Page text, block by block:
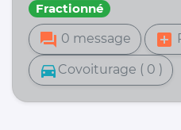
Fractionné
forum 0 message add_box
directions_car Covoiturage ( 0 )